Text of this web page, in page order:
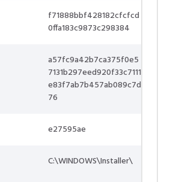
f71888bbf428182cfcfcd
0ffa183c9873c298384
a57fc9a42b7ca375f0e5
7131b297eed920f33c7111
e83f7ab7b457ab089c7d
76
e27595ae
C:\WINDOWS\Installer\